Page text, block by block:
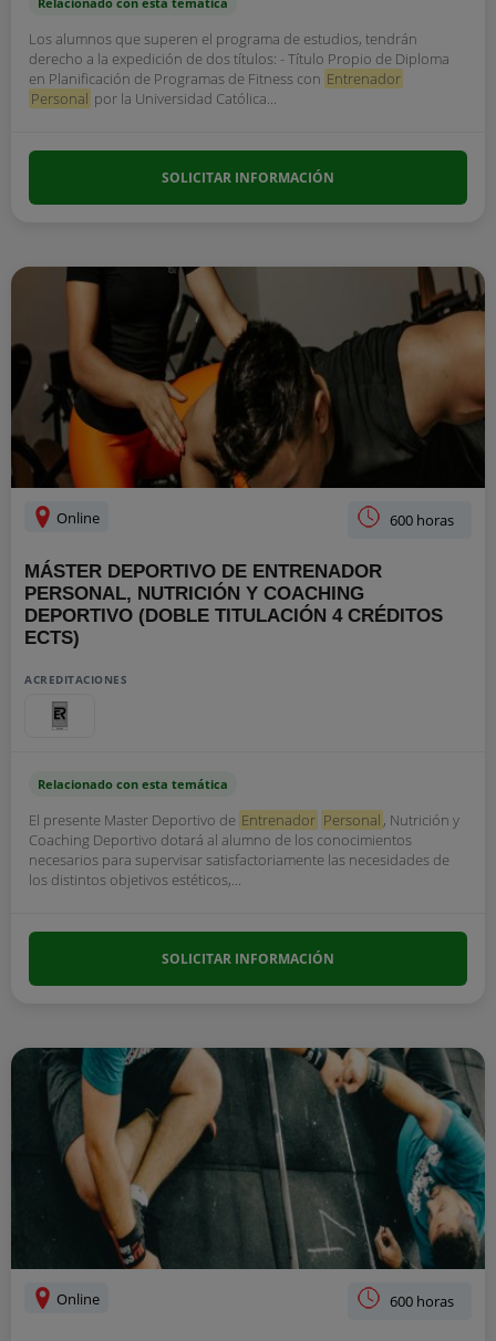
Los alumnos que superen el programa de estudios, tendrán
derecho a la expedición de dos títulos: - Título Propio de Diploma
en Planificación de Programas de Fitness con Entrenador
Personal por la Universidad Católica...
SOLICITAR INFORMACIÓN
Online 600 horas
MÁSTER DEPORTIVO DE ENTRENADOR
PERSONAL, NUTRICIÓN Y COACHING
DEPORTIVO (DOBLE TITULACIÓN 4 CRÉDITOS
ECTS)
ACREDITACIONES
Relacionado con esta temática
El presente Master Deportivo de Entrenador Personal , Nutrición y
Coaching Deportivo dotará al alumno de los conocimientos
necesarios para supervisar satisfactoriamente las necesidades de
los distintos objetivos estéticos,...
SOLICITAR INFORMACIÓN
Online 600 horas